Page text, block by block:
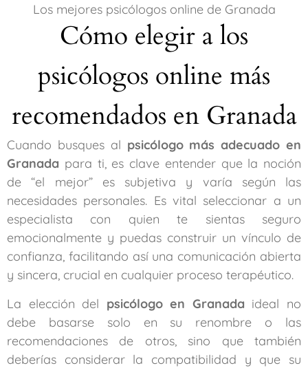
Los mejores psicólogos online de Granada
Cómo elegir a los
psicólogos online más
recomendados en Granada
Cuando busques al psicólogo más adecuado en
Granada para ti, es clave entender que la noción
de “el mejor” es subjetiva y varía según las
necesidades personales. Es vital seleccionar a un
especialista con quien te sientas seguro
emocionalmente y puedas construir un vínculo de
confianza, facilitando así una comunicación abierta
y sincera, crucial en cualquier proceso terapéutico.
La elección del psicólogo en Granada ideal no
debe basarse solo en su renombre o las
recomendaciones de otros, sino que también
deberías considerar la compatibilidad y que su